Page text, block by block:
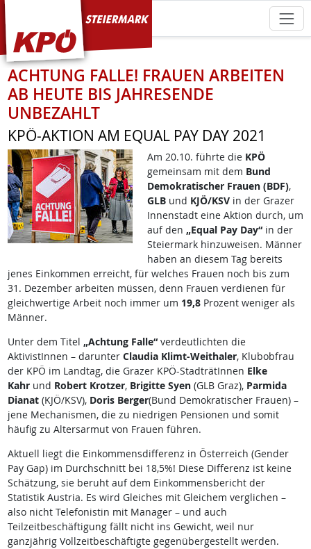
KPÖ Steiermark
ACHTUNG FALLE! FRAUEN ARBEITEN
AB HEUTE BIS JAHRESENDE
UNBEZAHLT
KPÖ-AKTION AM EQUAL PAY DAY 2021
Am 20.10. führte die KPÖ
gemeinsam mit dem Bund
Demokratischer Frauen (BDF),
GLB und KJÖ/KSVin der Grazer
Innenstadt eine Aktion durch, um
auf den „Equal Pay Day“ in der
Steiermark hinzuweisen. Männer
haben an diesem Tag bereits
jenes Einkommen erreicht, für welches Frauen noch bis zum
31. Dezember arbeiten müssen, denn Frauen verdienen für
gleichwertige Arbeit noch immer um 19,8 Prozent weniger als
Männer.
Unter dem Titel „Achtung Falle“ verdeutlichten die
AktivistInnen – darunter Claudia Klimt-Weithaler, Klubobfrau
der KPÖ im Landtag, die Grazer KPÖ-StadträtInnen Elke
Kahr und Robert Krotzer, Brigitte Syen(GLB Graz), Parmida
Dianat(KJÖ/KSV), Doris Berger(Bund Demokratischer Frauen) –
jene Mechanismen, die zu niedrigen Pensionen und somit
häufig zu Altersarmut von Frauen führen.
Aktuell liegt die Einkommensdifferenz in Österreich (Gender
Pay Gap) im Durchschnitt bei 18,5%! Diese Differenz ist keine
Schätzung, sie beruht auf dem Einkommensbericht der
Statistik Austria. Es wird Gleiches mit Gleichem verglichen –
also nicht Telefonistin mit Manager – und auch
Teilzeitbeschäftigung fällt nicht ins Gewicht, weil nur
ganzjährig Vollzeitbeschäftigte gegenübergestellt werden.